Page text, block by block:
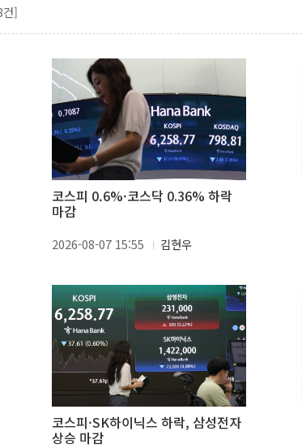
]
코스피 0.6%·코스닥 0.36% 하락
마감
2026-08-07 15:55 김현우
코스피·SK하이닉스 하락, 삼성전자
상승 마감